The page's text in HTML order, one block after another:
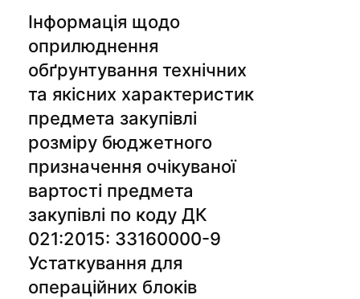
Інформація щодо
оприлюднення
обґрунтування технічних
та якісних характеристик
предмета закупівлі
розміру бюджетного
призначення очікуваної
вартості предмета
закупівлі по коду ДК
021:2015: 33160000-9
Устаткування для
операційних блоків